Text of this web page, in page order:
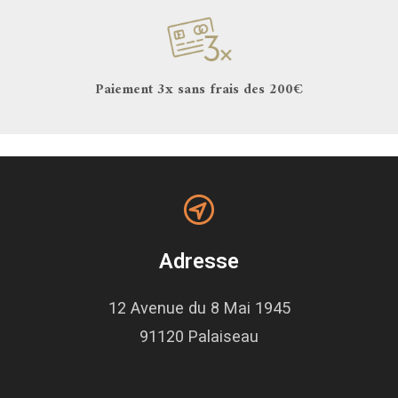
Paiement 3x sans frais des 200€
Adresse
12 Avenue du 8 Mai 1945
91120 Palaiseau